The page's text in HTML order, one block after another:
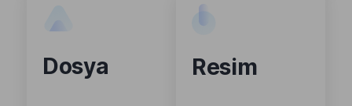
Dosya Resim